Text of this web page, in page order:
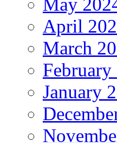
April
March
February
January